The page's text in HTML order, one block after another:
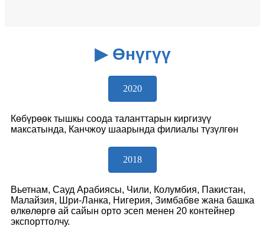
▶ Өнүгүү
2020
Көбүрөөк тышкы соода таланттарын киргизүү
максатында, Канчжоу шаарында филиалы түзүлгөн
2018
Вьетнам, Сауд Арабиясы, Чили, Колумбия, Пакистан,
Малайзия, Шри-Ланка, Нигерия, Зимбабве жана башка
өлкөлөргө ай сайын орто эсеп менен 20 контейнер
экспорттолчу.